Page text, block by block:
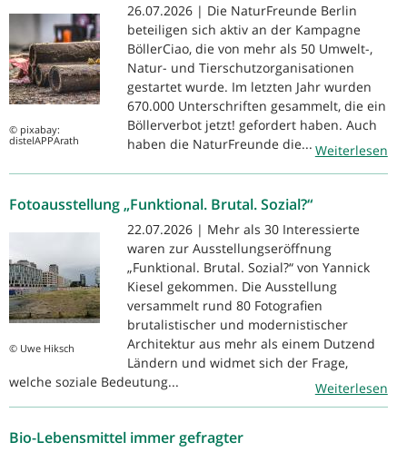
© pixabay:
distelAPPArath
26.07.2026 | Die NaturFreunde Berlin
beteiligen sich aktiv an der Kampagne
BöllerCiao, die von mehr als 50 Umwelt-,
Natur- und Tierschutzorganisationen
gestartet wurde. Im letzten Jahr wurden
670.000 Unterschriften gesammelt, die ein
Böllerverbot jetzt! gefordert haben. Auch
haben die NaturFreunde die... Weiterlesen
Fotoausstellung „Funktional. Brutal. Sozial?“
© Uwe Hiksch
22.07.2026 | Mehr als 30 Interessierte
waren zur Ausstellungseröffnung
„Funktional. Brutal. Sozial?“ von Yannick
Kiesel gekommen. Die Ausstellung
versammelt rund 80 Fotografien
brutalistischer und modernistischer
Architektur aus mehr als einem Dutzend
Ländern und widmet sich der Frage,
welche soziale Bedeutung...
Weiterlesen
Bio-Lebensmittel immer gefragter